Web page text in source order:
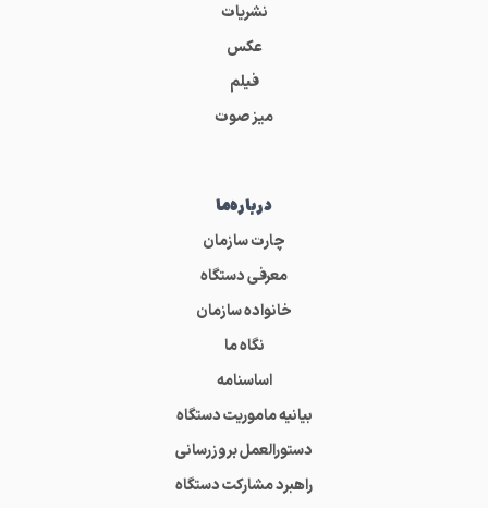
نشریات
عکس
فیلم
میز صوت
درباره‌ما
چارت سازمان
معرفی دستگاه
خانواده سازمان
نگاه ما
اساسنامه
بیانیه ماموریت دستگاه
دستورالعمل بروزرسانی
راهبرد مشارکت دستگاه